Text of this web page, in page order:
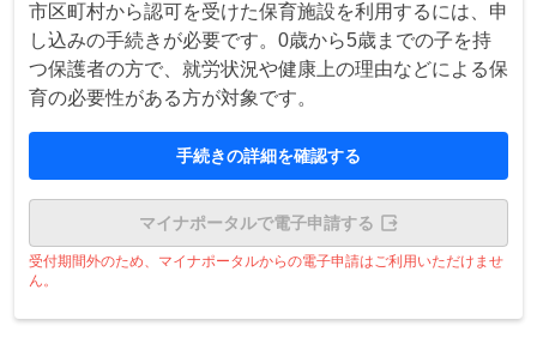
市区町村から認可を受けた保育施設を利用するには、申
し込みの手続きが必要です。0歳から5歳までの子を持
つ保護者の方で、就労状況や健康上の理由などによる保
育の必要性がある方が対象です。
手続きの詳細を確認する
マイナポータルで電子申請する
受付期間外のため、マイナポータルからの電子申請はご利用いただけませ
ん。